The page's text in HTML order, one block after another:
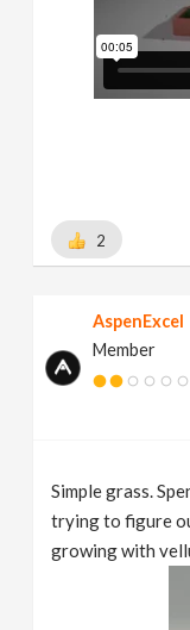
2
AspenExcel
Member
Simple grass.
trying to figure
growing with